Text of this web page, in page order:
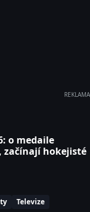
REKLAMA
o medaile
začínají hokejisté
Televize